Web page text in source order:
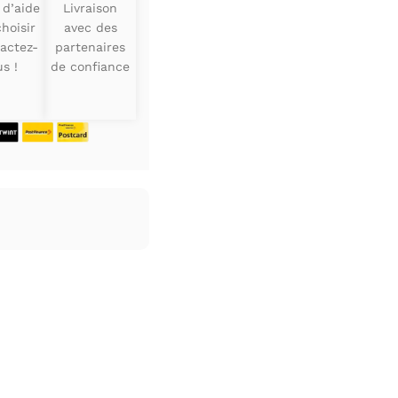
!
Livraison
avec des
partenaires
de confiance